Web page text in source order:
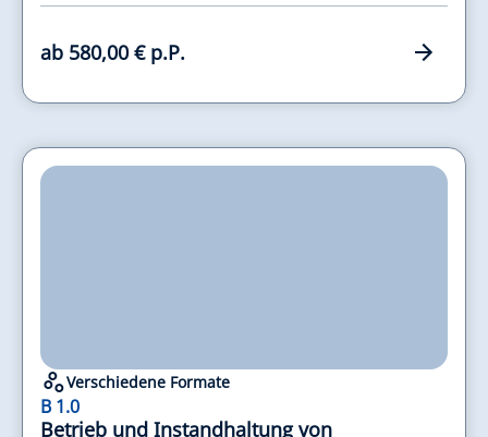
ab 580,00 € p.P.
Verschiedene Formate
B 1.0
Betrieb und Instandhaltung von